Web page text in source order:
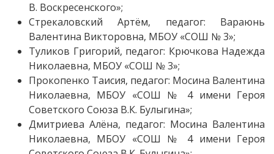
В. Воскресенского»;
Стрекаловский Артём, педагог: Вараюнь
Валентина Викторовна, МБОУ «СОШ № 3»;
Туликов Григорий, педагог: Крючкова Надежда
Николаевна, МБОУ «СОШ № 3»;
Прокопенко Таисия, педагог: Мосина Валентина
Николаевна, МБОУ «СОШ № 4 имени Героя
Советского Союза В.К. Булыгина»;
Дмитриева Алёна, педагог: Мосина Валентина
Николаевна, МБОУ «СОШ № 4 имени Героя